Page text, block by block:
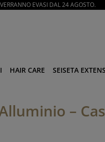
EVASI DAL 24 AGOSTO.
HAIR CARE SEISETA
–